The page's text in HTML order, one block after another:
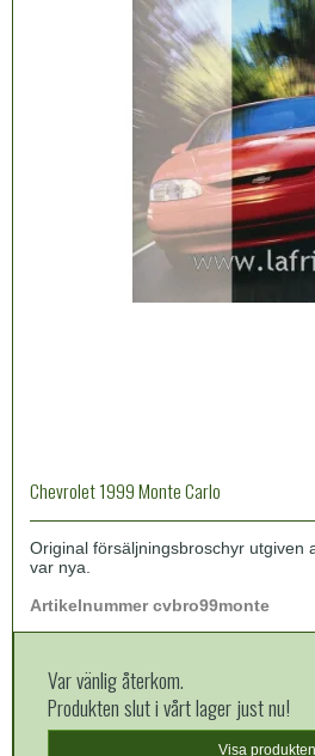
Chevrolet 1999 Monte Carlo
Original försäljningsbroschyr utgiven
var nya.
Artikelnummer cvbro99monte
Var vänlig återkom.
Produkten slut i vårt lager just nu!
Visa produkten